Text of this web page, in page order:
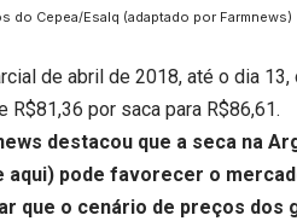
do Cepea/Esalq (adaptado por Farmnews)
de abril de 2018, até o dia
R$81,36 por saca para R$86,61.
destacou que a seca na
aqui) pode favorecer o
que o cenário de preços